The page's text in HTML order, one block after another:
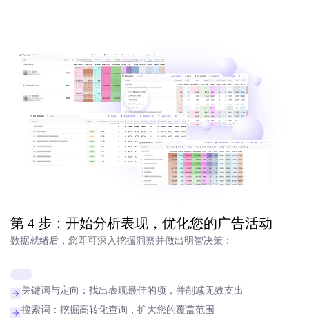
第 4 步：开始分析表现，优化您的广告活动
数据就绪后，您即可深入挖掘洞察并做出明智决策：
关键词与定向：找出表现最佳的项，并削减无效支出
搜索词：挖掘高转化查询，扩大您的覆盖范围